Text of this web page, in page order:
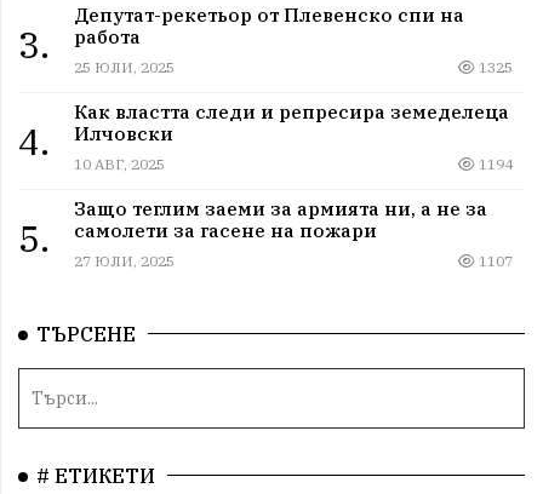
3.
Депутат-рекетьор от Плевенско спи на
работа
25 ЮЛИ, 2025 1325
4.
Как властта следи и репресира земеделеца
Илчовски
10 АВГ, 2025 1194
5.
Защо теглим заеми за армията ни, а не за
самолети за гасене на пожари
27 ЮЛИ, 2025 1107
ТЪРСЕНЕ
# ЕТИКЕТИ